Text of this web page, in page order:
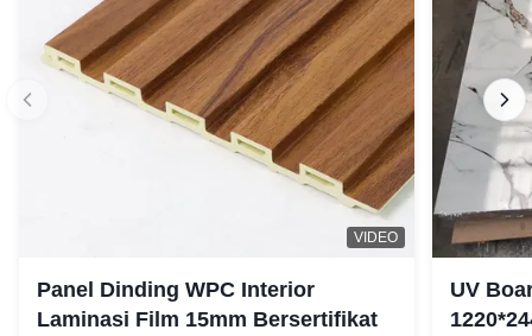
VIDEO
Panel Dinding WPC Interior
Laminasi Film 15mm Bersertifikat
UV